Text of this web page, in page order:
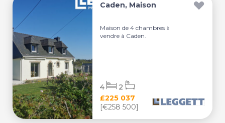
Caden, Maison
Maison de 4 chambres à
vendre à Caden.
£225 037
[€258 500]
4 2